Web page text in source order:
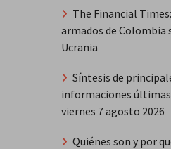
The Financial
armados de Colombia
Ucrania
Síntesis de
informaciones últimas
viernes 7 agosto 2026
Quiénes son y por